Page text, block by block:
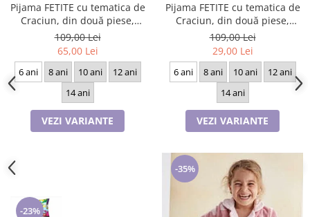
Pijama FETITE cu tematica de
Craciun, din două piese,
Material 100% bumbac, Lux,
2016Rosu, model cu HELLO
WINTER
109,00 Lei
65,00 Lei
6 ani 8 ani 10 ani
12 ani
14 ani
VEZI VARIANTE
Pijama FETITE cu tematica de
Craciun, din două piese,
Material 100% bumbac, Lux,
2018Rosu, model cu Bradut
Merry Christmas
109,00 Lei
29,00 Lei
6 ani 8 ani 10 ani
12 ani
14 ani
VEZI VARIANTE
-23%
-35%